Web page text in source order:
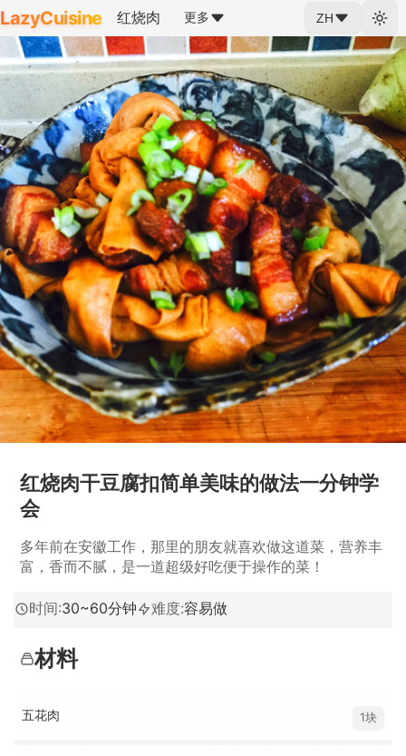
LazyCuisine 红烧肉 更多 ZH
红烧肉干豆腐扣简单美味的做法一分钟学
会
多年前在安徽工作，那里的朋友就喜欢做这道菜，营养丰
富，香而不腻，是一道超级好吃便于操作的菜！
时间:30~60分钟 难度:容易做
材料
五花肉 1块